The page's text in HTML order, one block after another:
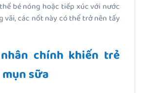
bé nóng hoặc tiếp xúc với nước
vãi, các nốt này có thể trở nên tấy
chính khiến trẻ
sữa